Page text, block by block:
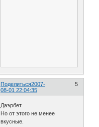
Поделиться 5
2007-
08-01 22:04:35
Даэрбет
Но от этого не менее
вкусные.